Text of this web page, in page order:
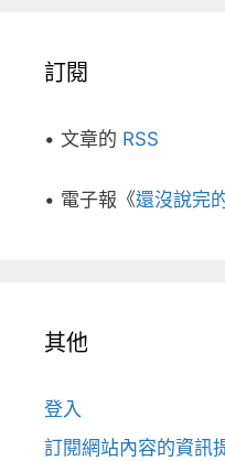
訂閱
• 文章的 RSS
• 電子報《還沒說完
其他
登入
訂閱網站內容的資訊